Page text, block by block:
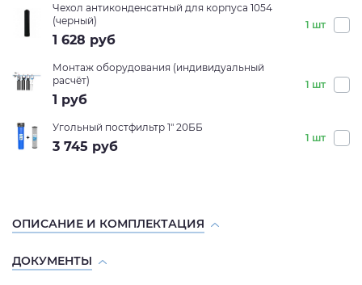
Чехол антиконденсатный для корпуса 1054
(черный)
1 628 руб
1 шт
Монтаж оборудования (индивидуальный
расчёт)
1 руб
1 шт
Угольный постфильтр 1" 20ББ
3 745 руб
1 шт
ОПИСАНИЕ И КОМПЛЕКТАЦИЯ
ДОКУМЕНТЫ